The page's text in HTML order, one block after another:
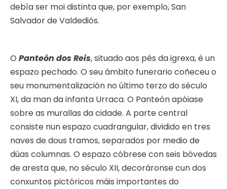
debía ser moi distinta que, por exemplo, San
Salvador de Valdediós.
O Panteón dos Reis, situado aos pés da igrexa, é un
espazo pechado. O seu ámbito funerario coñeceu o
seu monumentalización no último terzo do século
XI, da man da infanta Urraca. O Panteón apóiase
sobre as murallas da cidade. A parte central
consiste nun espazo cuadrangular, dividido en tres
naves de dous tramos, separados por medio de
dúas columnas. O espazo cóbrese con seis bóvedas
de aresta que, no século XII, decoráronse cun dos
conxuntos pictóricos máis importantes do